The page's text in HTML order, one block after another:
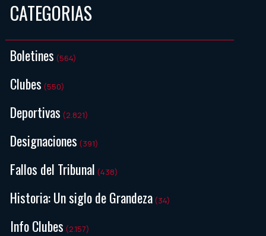
CATEGORIAS
Boletines (564)
Clubes (550)
Deportivas (2.821)
Designaciones (391)
Fallos del Tribunal (438)
Historia: Un siglo de Grandeza (34)
Info Clubes (2.157)